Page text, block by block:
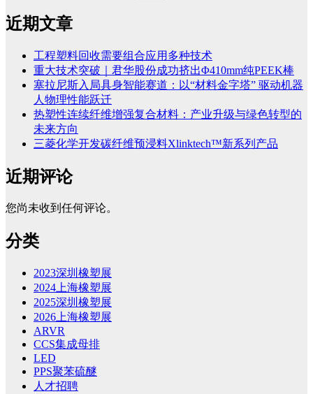
近期文章
工程塑料回收需要组合应用多种技术
重大技术突破｜君华股份成功挤出Φ410mm纯PEEK棒
塞拉尼斯入局具身智能赛道：以“材料金字塔” 驱动机器
人物理性能跃迁
热塑性连续纤维增强复合材料：产业升级与绿色转型的
未来方向
三菱化学开发碳纤维预浸料Xlinktech™新系列产品
近期评论
您尚未收到任何评论。
分类
2023深圳橡塑展
2024上海橡塑展
2025深圳橡塑展
2026上海橡塑展
ARVR
CCS集成母排
LED
PPS聚苯硫醚
人才招聘